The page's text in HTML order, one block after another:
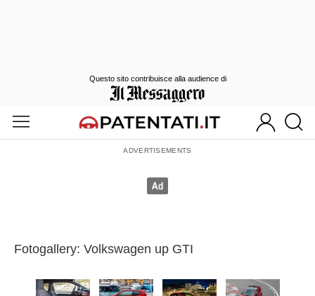
Fotogallery: Volkswagen up GTI
Questo sito contribuisce alla audience di